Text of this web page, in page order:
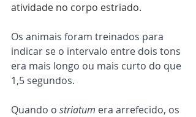
atividade no corpo estriado.
Os animais foram treinados para
indicar se o intervalo entre dois tons
era mais longo ou mais curto do que
1,5 segundos.
Quando o striatum era arrefecido, os